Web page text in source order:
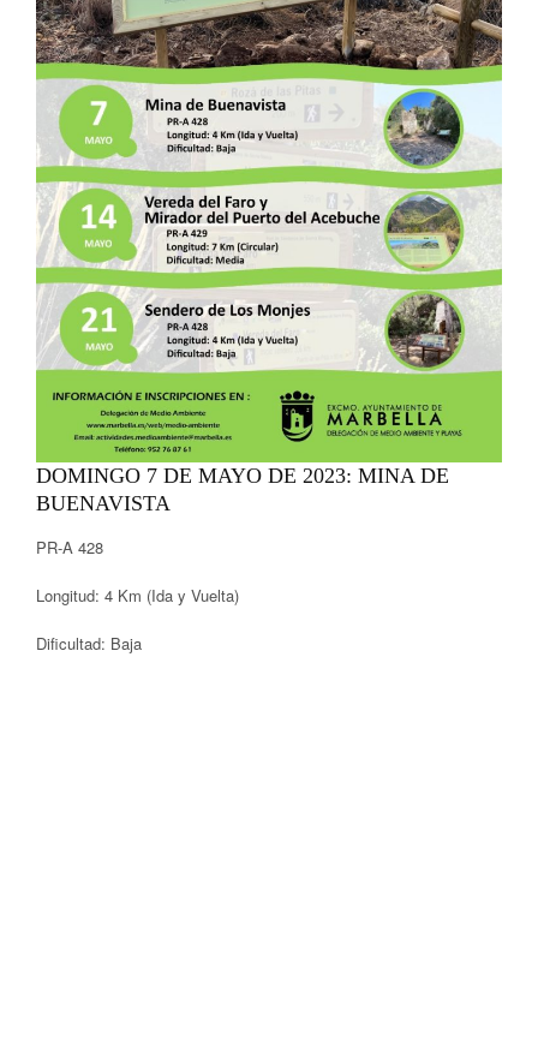
DOMINGO 7 DE MAYO DE 2023: MINA DE
BUENAVISTA
PR-A 428
Longitud: 4 Km (Ida y Vuelta)
Dificultad: Baja